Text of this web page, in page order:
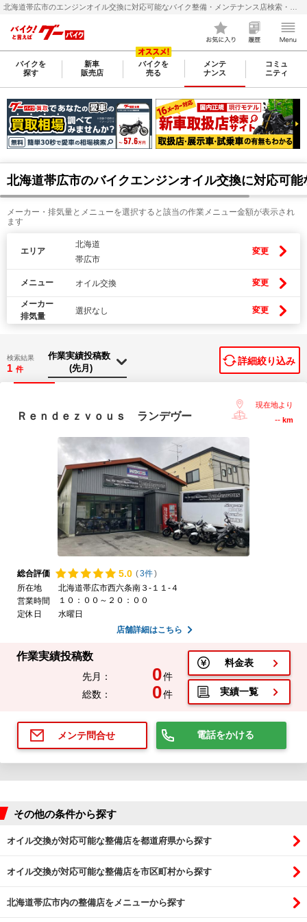
バイクを
探す
新車
販売店
バイクを
売る
メンテ
ナンス
コミュ
ニティ
北海道帯広市のバイクエンジンオイル交換に対応可能
メーカー・排気量とメニューを選択すると該当の作業メニュー金額が表示され
ます
エリア
北海道
帯広市
変更
メニュー オイル交換 変更
メーカー
排気量
選択なし 変更
検索結果
1 件
詳細絞り込み
Ｒｅｎｄｅｚｖｏｕｓ ランデヴー
現在地より
-- km
総合評価 5.0 (3件)
所在地
北海道帯広市西六条南３-１１-４
営業時間
１０：００～２０：００
定休日
水曜日
店舗詳細はこちら
作業実績投稿数
先月： 0件
総数：
0件
料金表
実績一覧
メンテ問合せ 電話をかける
その他の条件から探す
オイル交換が対応可能な整備店を都道府県から探す
オイル交換が対応可能な整備店を市区町村から探す
北海道帯広市内の整備店をメニューから探す